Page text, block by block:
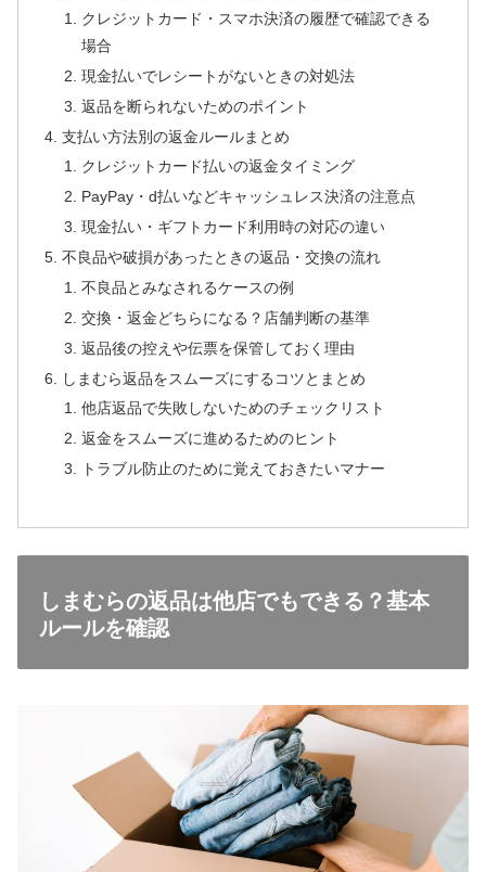
クレジットカード・スマホ決済の履歴で確認できる
場合
現金払いでレシートがないときの対処法
返品を断られないためのポイント
支払い方法別の返金ルールまとめ
クレジットカード払いの返金タイミング
PayPay・d払いなどキャッシュレス決済の注意点
現金払い・ギフトカード利用時の対応の違い
不良品や破損があったときの返品・交換の流れ
不良品とみなされるケースの例
交換・返金どちらになる？店舗判断の基準
返品後の控えや伝票を保管しておく理由
しまむら返品をスムーズにするコツとまとめ
他店返品で失敗しないためのチェックリスト
返金をスムーズに進めるためのヒント
トラブル防止のために覚えておきたいマナー
しまむらの返品は他店でもできる？基本
ルールを確認